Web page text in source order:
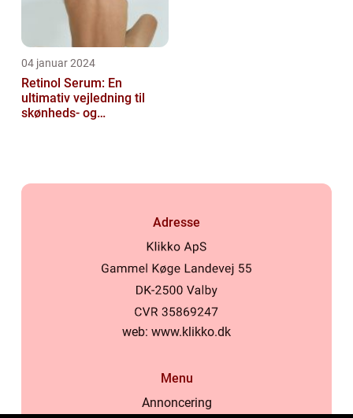
04 januar 2024
Retinol Serum: En
ultimativ vejledning til
skønheds- og
Adresse
web: www.klikko.dk
Menu
Annoncering